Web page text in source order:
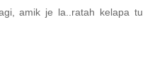
amik je la..ratah kelapa tu